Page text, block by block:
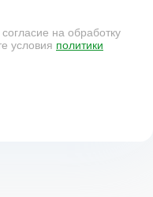
на обработку
условия политики